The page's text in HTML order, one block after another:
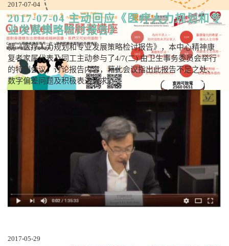
2017-07-04
2017-07-04 主动回应《医疗人力规划和专
业发展策略检讨报告》
就《医疗人力规划和专业发展策略检讨报告》，本中心精神康
复者家属代表及同工主动参与了4/7(二) 由卫生事务委员会举行
的特别会议，讨论报告内容，藉此会议指出此报告不足之处、
数字偏差问题及积极表达诉求。
2017-05-29